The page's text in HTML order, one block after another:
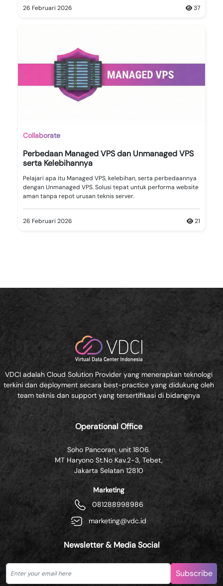
26 Februari 2026 37
Collaborate
Perbedaan Managed VPS dan Unmanaged VPS
serta Kelebihannya
Pelajari apa itu Managed VPS, kelebihan, serta perbedaannya
dengan Unmanaged VPS. Solusi tepat untuk performa website
aman tanpa repot urusan teknis server.
26 Februari 2026 21
VDCI adalah Cloud Solution Provider yang menerapkan teknologi
terkini dan deployment secara best-practice yang didukung oleh
team teknis dan support yang tersertifikasi di bidangnya
Operational Office
Soho Pancoran, unit 1806.
MT Haryono St.No Kav.2-3, Tebet,
Jakarta Selatan 12810
Marketing
081288998986
marketing@vdc.id
Newsletter & Media Social
Subscribe